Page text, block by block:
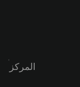
المركز